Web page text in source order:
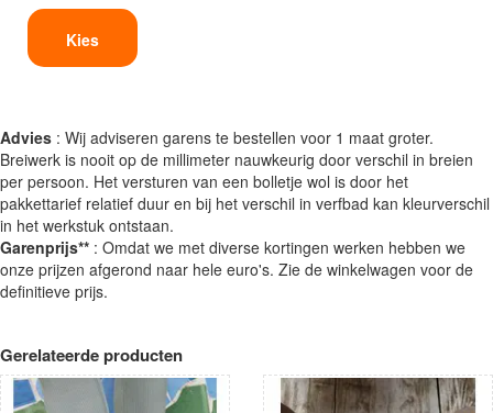
Kies
Advies : Wij adviseren garens te bestellen voor 1 maat groter.
Breiwerk is nooit op de millimeter nauwkeurig door verschil in breien
per persoon. Het versturen van een bolletje wol is door het
pakkettarief relatief duur en bij het verschil in verfbad kan kleurverschil
in het werkstuk ontstaan.
Garenprijs** : Omdat we met diverse kortingen werken hebben we
onze prijzen afgerond naar hele euro's. Zie de winkelwagen voor de
definitieve prijs.
Gerelateerde producten